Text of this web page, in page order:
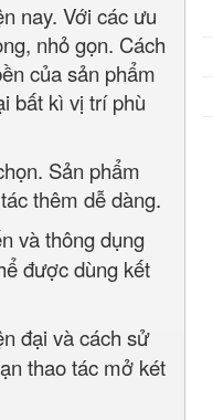
nay. Với các ưu
nhỏ gọn. Cách
của sản phẩm
bất kì vị trí phù
Sản phẩm
thêm dễ dàng.
và thông dụng
được dùng kết
đại và cách sử
thao tác mở két